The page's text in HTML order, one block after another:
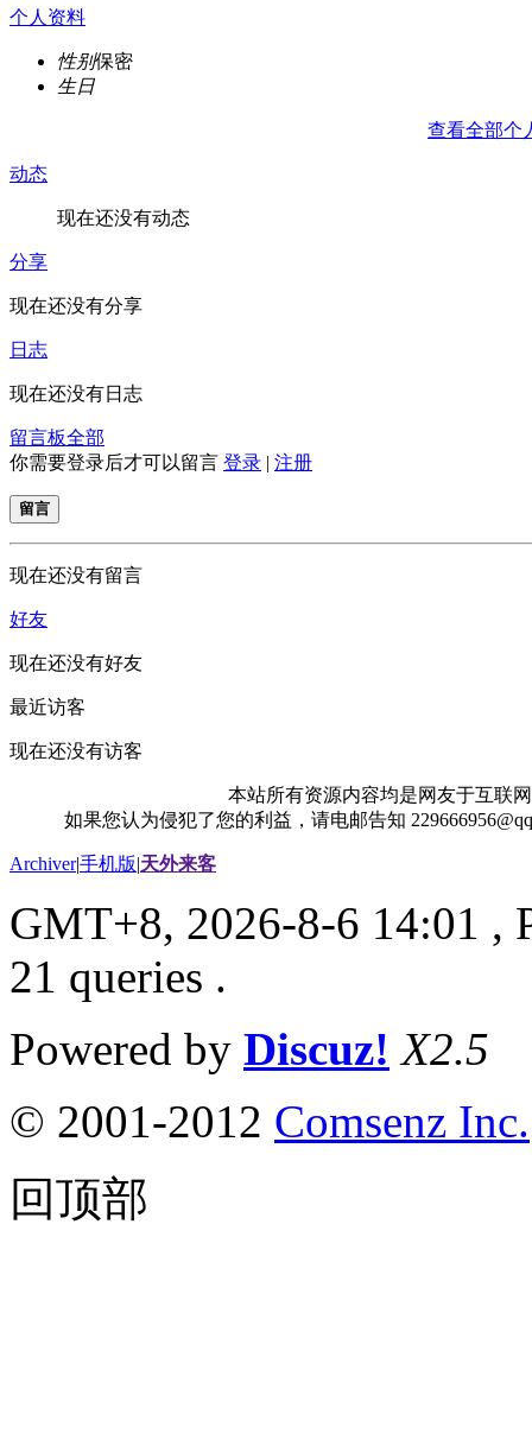
个人资料
性别保密
生日
查看全部个
动态
现在还没有动态
分享
现在还没有分享
日志
现在还没有日志
留言板全部
你需要登录后才可以留言 登录 | 注册
留言
现在还没有留言
好友
现在还没有好友
最近访客
现在还没有访客
本站所有资源内容均是网友于互联
如果您认为侵犯了您的利益，请电邮告知
Archiver|手机版|天外来客
GMT+8, 2026-8-6 14:01 ,
21 queries .
Powered by Discuz! X2.5
© 2001-2012 Comsenz Inc.
回顶部